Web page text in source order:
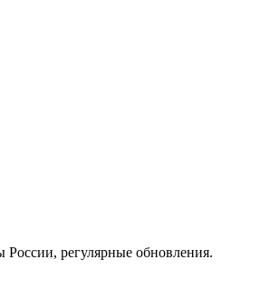
регулярные обновления.